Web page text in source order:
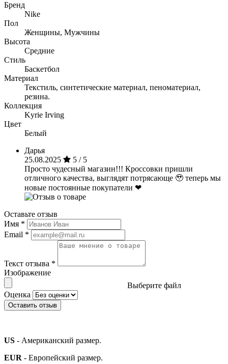
Бренд
Nike
Пол
Женщины, Мужчины
Высота
Средние
Стиль
Баскетбол
Материал
Текстиль, синтетические материал, пеноматериал,
резина.
Коллекция
Kyrie Irving
Цвет
Белый
Дарья
25.08.2025
5 / 5
Просто чудесный магазин!!! Кроссовки пришли
отличного качества, выглядят потрясающе 🥹 теперь мы
новые постоянные покупатели ❤
Оставьте отзыв
Имя *
Email *
Текст отзыва *
Изображение
Выберите файл
Оценка
Оставить отзыв
US - Американский размер.
EUR - Европейский размер.